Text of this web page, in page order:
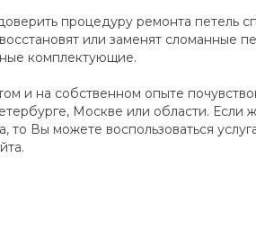
процедуру ремонта петель
или заменят
комплектующие.
и на собственном опыте
Москве или области.
то Вы можете воспользоваться